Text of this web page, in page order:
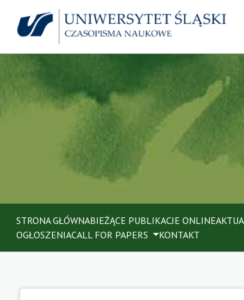
STRONA GŁÓWNABIEŻĄCE PUBLIKACJE ONLINE
OGŁOSZENIACALL FOR PAPERS KONTAKT